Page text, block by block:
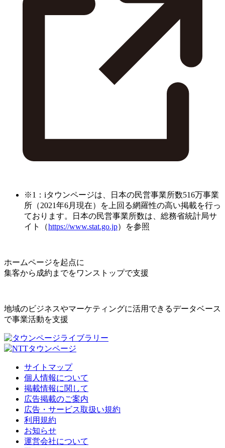
※1：iタウンページは、日本の民営事業所数516万事業
所（2021年6月現在）を上回る網羅性の高い掲載を行っ
ております。日本の民営事業所数は、総務省統計局サ
イト（https://www.stat.go.jp）を参照
ホームページを起点に
集客から成約までをワンストップで支援
地域のビジネスやマーケティングに活用できるデータベース
で事業活動を支援
サイトマップ
個人情報について
掲載情報に関して
広告掲載のご案内
広告・サービス取扱い規約
利用規約
お知らせ
運営会社について